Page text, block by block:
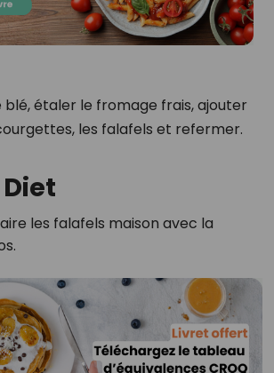
blé, étaler le fromage frais, ajouter
les falafels et refermer.
les falafels maison avec la